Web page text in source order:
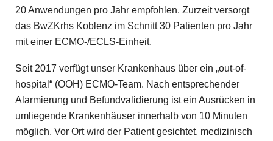
20 Anwendungen pro Jahr empfohlen. Zurzeit versorgt
das BwZKrhs Koblenz im Schnitt 30 Patienten pro Jahr
mit einer ECMO-/ECLS-Einheit.
Seit 2017 verfügt unser Krankenhaus über ein „out-of-
hospital“ (OOH) ECMO-Team. Nach entsprechender
Alarmierung und Befundvalidierung ist ein Ausrücken in
umliegende Krankenhäuser innerhalb von 10 Minuten
möglich. Vor Ort wird der Patient gesichtet, medizinisch